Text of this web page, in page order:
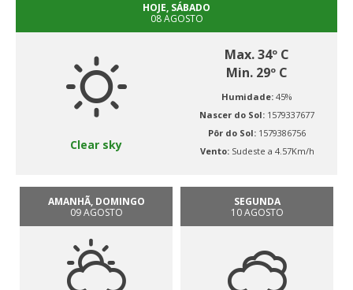
HOJE, SÁBADO
08 AGOSTO
Clear sky
Max. 34º C
Min. 29º C
Humidade: 45%
Nascer do Sol: 1579337677
Pôr do Sol: 1579386756
Vento: Sudeste a 4.57Km/h
AMANHÃ, DOMINGO
09 AGOSTO
SEGUNDA
10 AGOSTO